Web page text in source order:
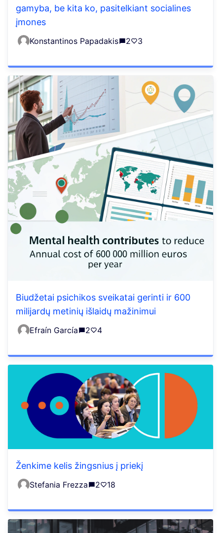
gamyba, be kita ko, pasitelkiant socialines
įmones
Konstantinos Papadakis 2 3
Biudžetai psichikos sveikatai gerinti ir 600
milijardų metinių išlaidų mažinimui
Efraín García 2 4
Ženkime kelis žingsnius į priekį
Stefania Frezza 2 18